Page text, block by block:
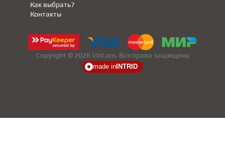
Как выбрать?
Контакты
Copyright © 2026 VinLam. Все права защищены
made in INTRID